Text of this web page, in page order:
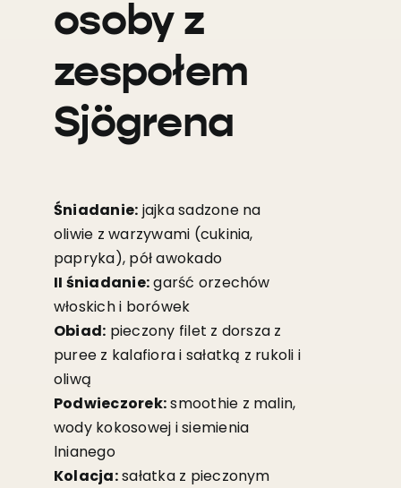
osoby z
zespołem
Sjögrena
Śniadanie: jajka sadzone na
oliwie z warzywami (cukinia,
papryka), pół awokado
II śniadanie:garść orzechów
włoskich i borówek
Obiad: pieczony filet z dorsza z
puree z kalafiora i sałatką z rukoli i
oliwą
Podwieczorek:smoothie z malin,
wody kokosowej i siemienia
lnianego
Kolacja:sałatka z pieczonym